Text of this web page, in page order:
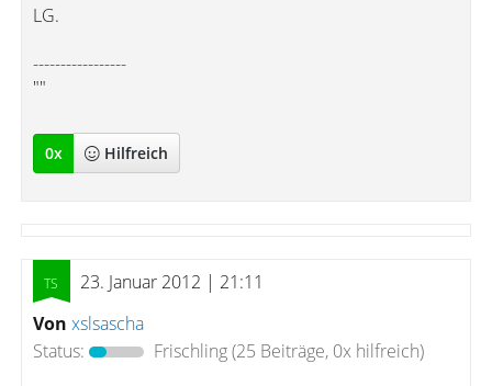
LG.
-----------------
""
0x Hilfreich
23. Januar 2012 | 21:11
Von xslsascha
Status:
Frischling(25 Beiträge, 0x hilfreich)